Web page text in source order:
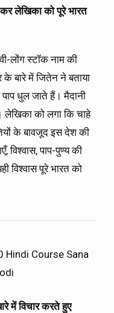
लेखिका को पूरे भारत
लोंग स्टॉक नाम की
बारे में जितेन ने बताया
धुल जाते हैं। मैदानी
लेखिका को लगा कि चाहे
के बावजूद इस देश की
विश्वास, पाप-पुण्य की
विश्वास पूरे भारत को
Hindi Course Sana
में विचार करते हुए